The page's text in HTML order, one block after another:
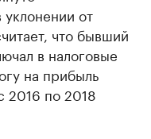
от
что бывший
в налоговые
на прибыль
2016 по 2018